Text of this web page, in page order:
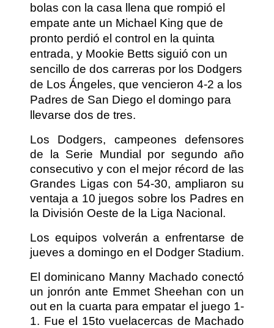
bolas con la casa llena que rompió el
empate ante un Michael King que de
pronto perdió el control en la quinta
entrada, y Mookie Betts siguió con un
sencillo de dos carreras por los Dodgers
de Los Ángeles, que vencieron 4-2 a los
Padres de San Diego el domingo para
llevarse dos de tres.
Los Dodgers, campeones defensores
de la Serie Mundial por segundo año
consecutivo y con el mejor récord de las
Grandes Ligas con 54-30, ampliaron su
ventaja a 10 juegos sobre los Padres en
la División Oeste de la Liga Nacional.
Los equipos volverán a enfrentarse de
jueves a domingo en el Dodger Stadium.
El dominicano Manny Machado conectó
un jonrón ante Emmet Sheehan con un
out en la cuarta para empatar el juego 1-
1. Fue el 15to vuelacercas de Machado